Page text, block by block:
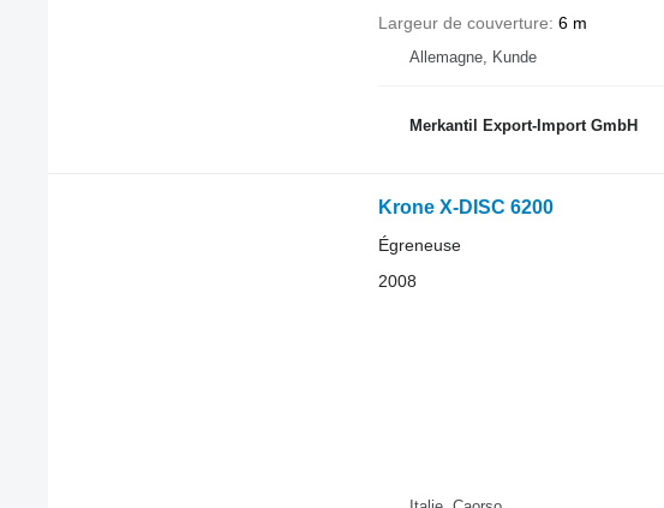
Largeur de couverture 6 m
Allemagne, Kunde
Merkantil Export-Import GmbH
Krone X-DISC 6200
Égreneuse
2008